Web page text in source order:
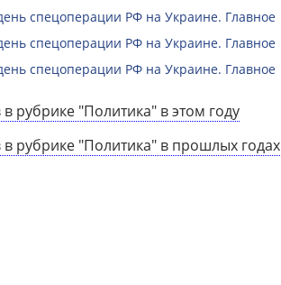
спецоперации РФ на Украине. Главное
спецоперации РФ на Украине. Главное
спецоперации РФ на Украине. Главное
рубрике "Политика" в этом году
рубрике "Политика" в прошлых годах